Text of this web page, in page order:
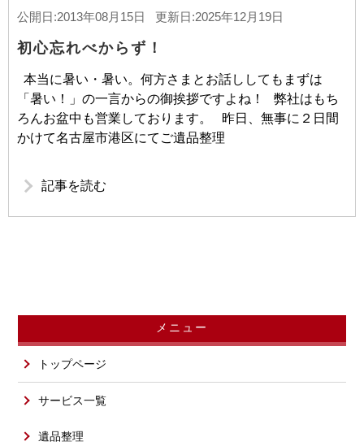
公開日:2013年08月15日 更新日:2025年12月19日
初心忘れべからず！
本当に暑い・暑い。何方さまとお話ししてもまずは
「暑い！」の一言からの御挨拶ですよね！ 弊社はもち
ろんお盆中も営業しております。 昨日、無事に２日間
かけて名古屋市港区にてご遺品整理
記事を読む
メニュー
トップページ
サービス一覧
遺品整理